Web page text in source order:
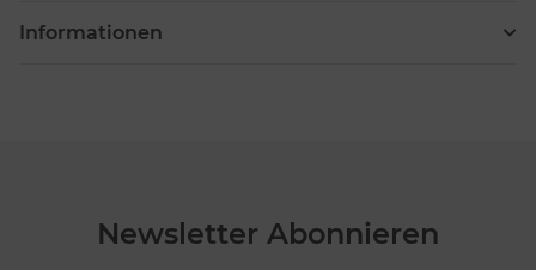
Informationen
Newsletter Abonnieren